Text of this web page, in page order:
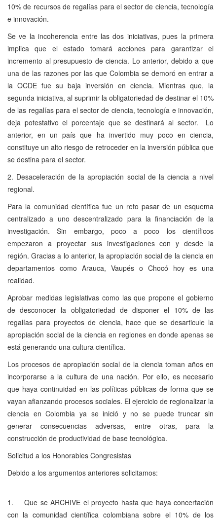
10% de recursos de regalías para el sector de ciencia, tecnología
e innovación.
Se ve la incoherencia entre las dos iniciativas, pues la primera
implica que el estado tomará acciones para garantizar el
incremento al presupuesto de ciencia. Lo anterior, debido a que
una de las razones por las que Colombia se demoró en entrar a
la OCDE fue su baja inversión en ciencia. Mientras que, la
segunda iniciativa, al suprimir la obligatoriedad de destinar el 10%
de las regalías para el sector de ciencia, tecnología e innovación,
deja potestativo el porcentaje que se destinará al sector. Lo
anterior, en un país que ha invertido muy poco en ciencia,
constituye un alto riesgo de retroceder en la inversión pública que
se destina para el sector.
2. Desaceleración de la apropiación social de la ciencia a nivel
regional.
Para la comunidad científica fue un reto pasar de un esquema
centralizado a uno descentralizado para la financiación de la
investigación. Sin embargo, poco a poco los científicos
empezaron a proyectar sus investigaciones con y desde la
región. Gracias a lo anterior, la apropiación social de la ciencia en
departamentos como Arauca, Vaupés o Chocó hoy es una
realidad.
Aprobar medidas legislativas como las que propone el gobierno
de desconocer la obligatoriedad de disponer el 10% de las
regalías para proyectos de ciencia, hace que se desarticule la
apropiación social de la ciencia en regiones en donde apenas se
está generando una cultura científica.
Los procesos de apropiación social de la ciencia toman años en
incorporarse a la cultura de una nación. Por ello, es necesario
que haya continuidad en las políticas públicas de forma que se
vayan afianzando procesos sociales. El ejercicio de regionalizar la
ciencia en Colombia ya se inició y no se puede truncar sin
generar consecuencias adversas, entre otras, para la
construcción de productividad de base tecnológica.
Solicitud a los Honorables Congresistas
Debido a los argumentos anteriores solicitamos:
1. Que se ARCHIVE el proyecto hasta que haya concertación
con la comunidad científica colombiana sobre el 10% de los